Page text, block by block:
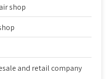
shop
and retail company